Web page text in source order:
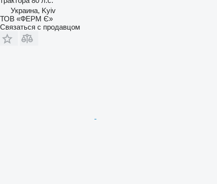
Украина, Kyiv
ТОВ «ФЕРМ Є»
Связаться с продавцом